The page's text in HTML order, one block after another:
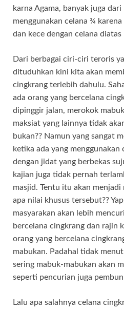
karna Agama, banyak juga dari
menggunakan celana ¾
dan kece dengan celana diatas
Dari berbagai ciri-ciri teroris
dituduhkan kini kita akan
cingkrang terlebih dahulu.
ada orang yang bercelana
dipinggir jalan, merokok
maksiat yang lainnya tidak
bukan?? Namun yang sangat
ketika ada yang menggunakan
dengan jidat yang berbekas
kajian juga tidak pernah
masjid. Tentu itu akan menjadi
apa nilai khusus tersebut??
masyarakan akan lebih
bercelana cingkrang dan rajin
orang yang bercelana
mabukan. Padahal tidak
sering mabuk-mabukan akan
seperti pencurian juga
Lalu apa salahnya celana